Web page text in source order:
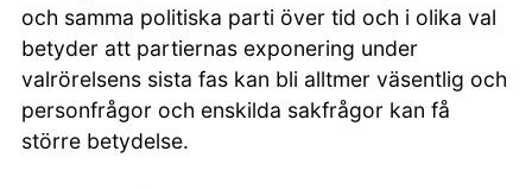
och samma politiska parti över tid och i olika val
betyder att partiernas exponering under
valrörelsens sista fas kan bli alltmer väsentlig och
personfrågor och enskilda sakfrågor kan få
större betydelse.